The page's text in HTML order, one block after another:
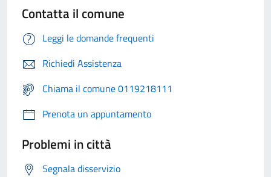
Contatta il comune
Leggi le domande frequenti
Richiedi Assistenza
Chiama il comune 0119218111
Prenota un appuntamento
Problemi in città
Segnala disservizio